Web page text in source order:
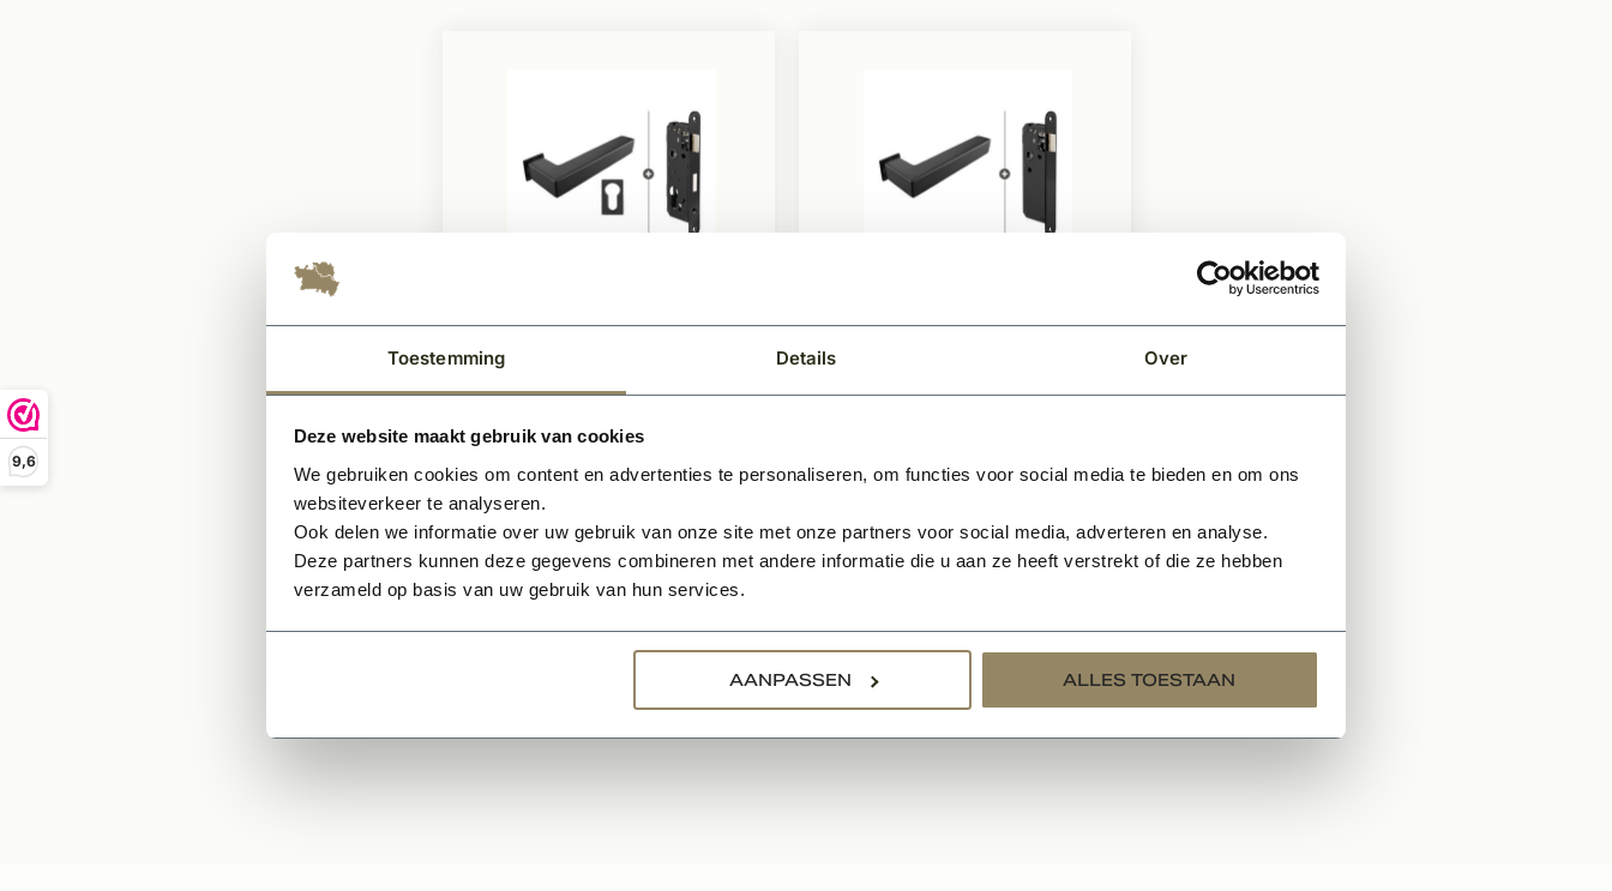
Toestemming Details Over
Deze website maakt gebruik van cookies
We gebruiken cookies om content en advertenties te personaliseren, om functies voor social media te bieden en om ons
websiteverkeer te analyseren.
Ook delen we informatie over uw gebruik van onze site met onze partners voor social media, adverteren en analyse.
Deze partners kunnen deze gegevens combineren met andere informatie die u aan ze heeft verstrekt of die ze hebben
verzameld op basis van uw gebruik van hun services.
AANPASSEN ALLES TOESTAAN
9,6
Skantrae Slim Serie
cilinderslot set 826
zwart
Complete krukset (2
stuks)
Bestemd voor Skantrae
SlimSerie
310,99
Skantrae Slim Serie
loopslot set 806 zwart
Speciaal smalle stijlen